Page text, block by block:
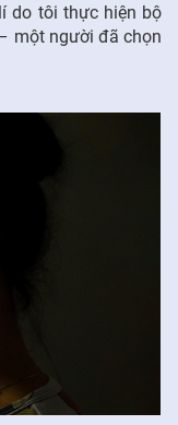
do tôi thực hiện bộ
một người đã chọn